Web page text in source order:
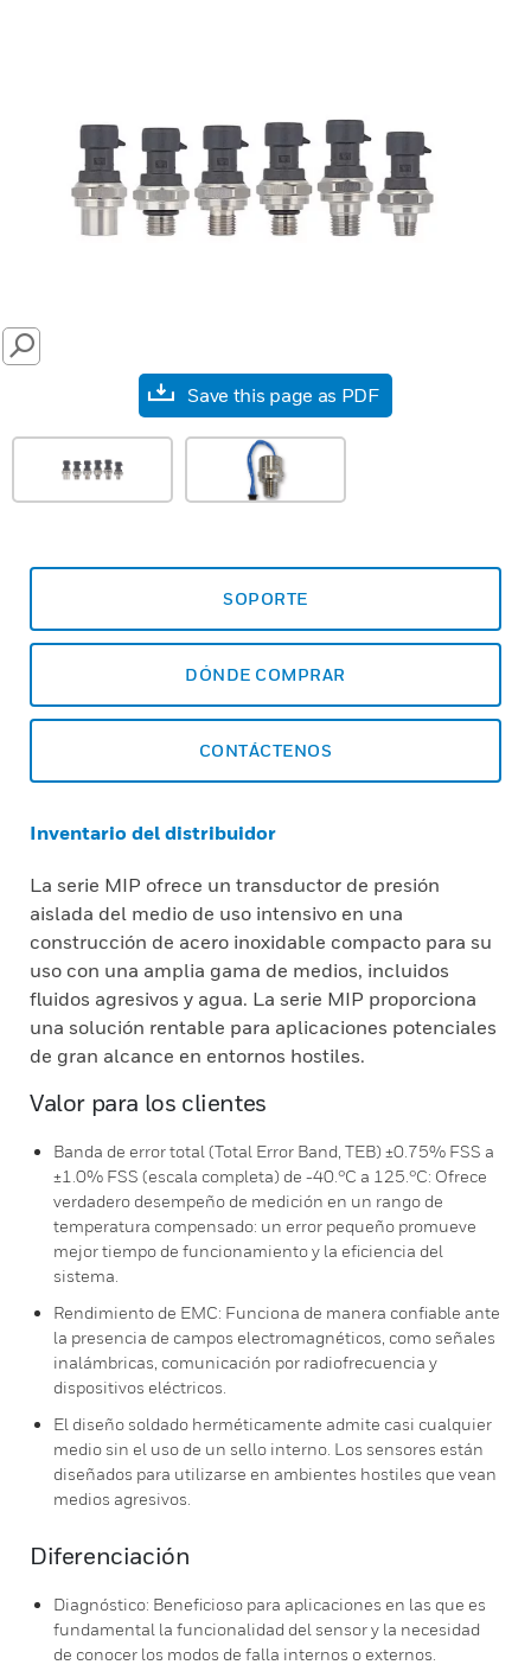
SEARCH
Save this page as PDF
SOPORTE
DÓNDE COMPRAR
CONTÁCTENOS
Inventario del distribuidor
La serie MIP ofrece un transductor de presión
aislada del medio de uso intensivo en una
construcción de acero inoxidable compacto para su
uso con una amplia gama de medios, incluidos
fluidos agresivos y agua. La serie MIP proporciona
una solución rentable para aplicaciones potenciales
de gran alcance en entornos hostiles.
Valor para los clientes
Banda de error total (Total Error Band, TEB) ±0.75% FSS a
±1.0% FSS (escala completa) de -40.°C a 125.°C: Ofrece
verdadero desempeño de medición en un rango de
temperatura compensado: un error pequeño promueve
mejor tiempo de funcionamiento y la eficiencia del
sistema.
Rendimiento de EMC: Funciona de manera confiable ante
la presencia de campos electromagnéticos, como señales
inalámbricas, comunicación por radiofrecuencia y
dispositivos eléctricos.
El diseño soldado herméticamente admite casi cualquier
medio sin el uso de un sello interno. Los sensores están
diseñados para utilizarse en ambientes hostiles que vean
medios agresivos.
Diferenciación
Diagnóstico: Beneficioso para aplicaciones en las que es
fundamental la funcionalidad del sensor y la necesidad
de conocer los modos de falla internos o externos.